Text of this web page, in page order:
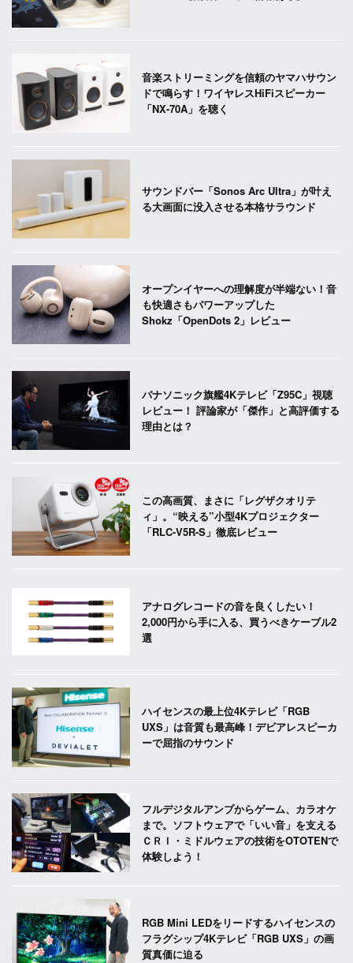
音楽ストリーミングを信頼のヤマハサウン
ドで鳴らす！ワイヤレスHiFiスピーカー
「NX-70A」を聴く
サウンドバー「Sonos Arc Ultra」が叶え
る大画面に没入させる本格サラウンド
オープンイヤーへの理解度が半端ない！音
も快適さもパワーアップした
Shokz「OpenDots 2」レビュー
パナソニック旗艦4Kテレビ「Z95C」視聴
レビュー！ 評論家が「傑作」と高評価する
理由とは？
この高画質、まさに「レグザクオリテ
ィ」。“映える”小型4Kプロジェクター
「RLC-V5R-S」徹底レビュー
アナログレコードの音を良くしたい！
2,000円から手に入る、買うべきケーブル2
選
ハイセンスの最上位4Kテレビ「RGB
UXS」は音質も最高峰！デビアレスピーカ
ーで屈指のサウンド
フルデジタルアンプからゲーム、カラオケ
まで。ソフトウェアで「いい音」を支える
ＣＲＩ・ミドルウェアの技術をOTOTENで
体験しよう！
RGB Mini LEDをリードするハイセンスの
フラグシップ4Kテレビ「RGB UXS」の画
質真価に迫る